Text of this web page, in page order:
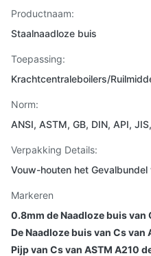
Productnaam:
Staalnaadloze buis
Toepassing:
Krachtcentraleboilers/
Norm:
ANSI, ASTM, GB, DIN, API,
Verpakking Details:
Vouw-houten het
Markeren
0.8mm de Naadloze buis van
De Naadloze buis van Cs van
Pijp van Cs van ASTM A210